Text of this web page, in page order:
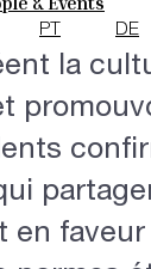
PT DE
la
en faveur